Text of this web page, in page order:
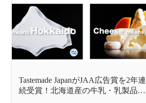
Tastemade JapanがJAA広告賞を2年連
続受賞！北海道産の牛乳・乳製品の